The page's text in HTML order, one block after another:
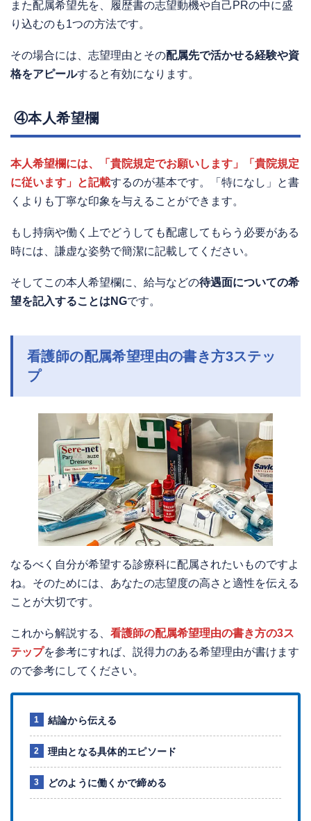
また配属希望先を、履歴書の志望動機や自己PRの中に盛
り込むのも1つの方法です。
その場合には、志望理由とその配属先で活かせる経験や資
格をアピールすると有効になります。
④本人希望欄
本人希望欄には、「貴院規定でお願いします」「貴院規定
に従います」と記載するのが基本です。「特になし」と書
くよりも丁寧な印象を与えることができます。
もし持病や働く上でどうしても配慮してもらう必要がある
時には、謙虚な姿勢で簡潔に記載してください。
そしてこの本人希望欄に、給与などの待遇面についての希
望を記入することはNGです。
看護師の配属希望理由の書き方3ステッ
プ
なるべく自分が希望する診療科に配属されたいものですよ
ね。そのためには、あなたの志望度の高さと適性を伝える
ことが大切です。
これから解説する、 看護師の配属希望理由の書き方の3ス
テップを参考にすれば、説得力のある希望理由が書けます
ので参考にしてください。
結論から伝える
理由となる具体的エピソード
どのように働くかで締める